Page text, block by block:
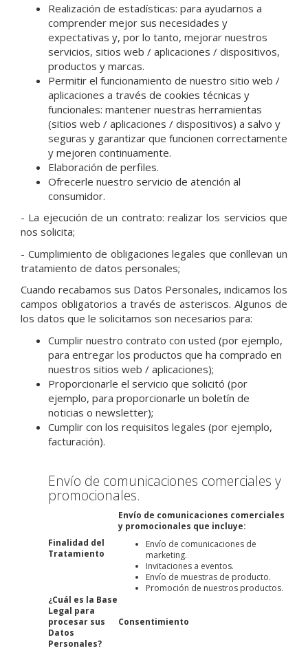
Realización de estadísticas: para ayudarnos a
comprender mejor sus necesidades y
expectativas y, por lo tanto, mejorar nuestros
servicios, sitios web / aplicaciones / dispositivos,
productos y marcas.
Permitir el funcionamiento de nuestro sitio web /
aplicaciones a través de cookies técnicas y
funcionales: mantener nuestras herramientas
(sitios web / aplicaciones / dispositivos) a salvo y
seguras y garantizar que funcionen correctamente
y mejoren continuamente.
Elaboración de perfiles.
Ofrecerle nuestro servicio de atención al
consumidor.
- La ejecución de un contrato: realizar los servicios que
nos solicita;
- Cumplimiento de obligaciones legales que conllevan un
tratamiento de datos personales;
Cuando recabamos sus Datos Personales, indicamos los
campos obligatorios a través de asteriscos. Algunos de
los datos que le solicitamos son necesarios para:
Cumplir nuestro contrato con usted (por ejemplo,
para entregar los productos que ha comprado en
nuestros sitios web / aplicaciones);
Proporcionarle el servicio que solicitó (por
ejemplo, para proporcionarle un boletín de
noticias o newsletter);
Cumplir con los requisitos legales (por ejemplo,
facturación).
Envío de comunicaciones comerciales y
promocionales.
Finalidad del
Tratamiento
Envío de comunicaciones comerciales
y promocionales que incluye:
Envío de comunicaciones de
marketing.
Invitaciones a eventos.
Envío de muestras de producto.
Promoción de nuestros productos.
¿Cuál es la Base
Legal para
procesar sus
Datos
Personales?
Consentimiento